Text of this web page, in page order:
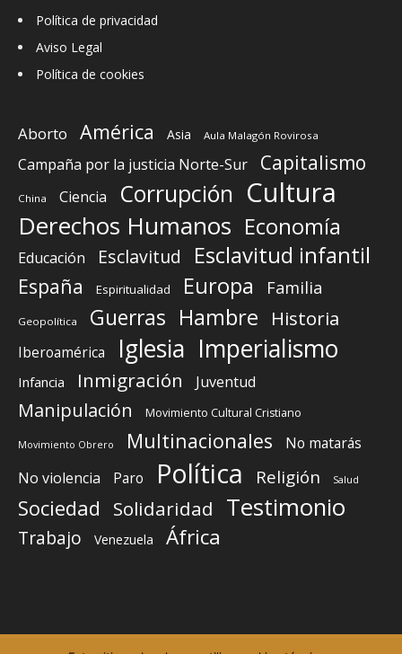
Política de privacidad
Aviso Legal
Política de cookies
Aborto América Asia Aula Malagón Rovirosa
Campaña por la justicia Norte-Sur Capitalismo
China Ciencia Corrupción Cultura
Derechos Humanos Economía
Educación Esclavitud Esclavitud infantil
España Espiritualidad Europa Familia
Geopolítica Guerras Hambre Historia
Iberoamérica Iglesia Imperialismo
Infancia Inmigración Juventud
Manipulación Movimiento Cultural Cristiano
Movimiento Obrero Multinacionales
No matarás
No violencia
Paro Política Religión Salud
Sociedad Solidaridad Testimonio
Trabajo Venezuela África